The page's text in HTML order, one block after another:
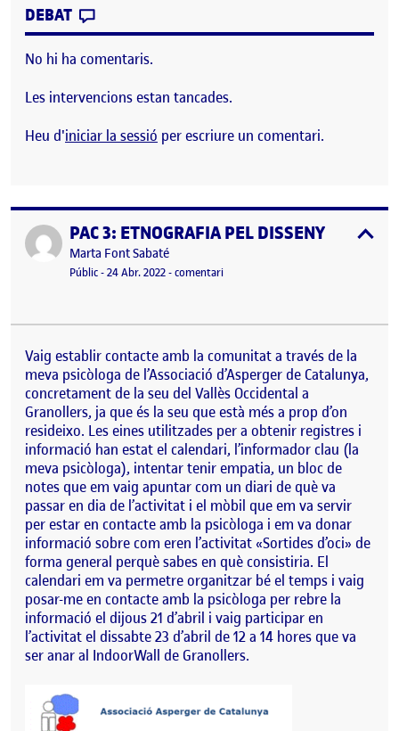
DEBAT
No hi ha comentaris.
Les intervencions estan tancades.
Heu d'iniciar la sessió per escriure un comentari.
Publicat perPAC 3: ETNOGRAFIA PEL DISSENY
Publicat per
Marta Font Sabaté
Visibilitat:
Públic-Data de publicació
24 Abr. 202224 abril, 2022 7:48 pm
-comentariel PAC 3: ETNOGRAFIA PEL DISSENY
Vaig establir contacte amb la comunitat a través de la
meva psicòloga de l’Associació d’Asperger de Catalunya,
concretament de la seu del Vallès Occidental a
Granollers, ja que és la seu que està més a prop d’on
resideixo. Les eines utilitzades per a obtenir registres i
informació han estat el calendari, l’informador clau (la
meva psicòloga), intentar tenir empatia, un bloc de
notes que em vaig apuntar com un diari de què va
passar en dia de l’activitat i el mòbil que em va servir
per estar en contacte amb la psicòloga i em va donar
informació sobre com eren l’activitat «Sortides d’oci» de
forma general perquè sabes en què consistiria. El
calendari em va permetre organitzar bé el temps i vaig
posar-me en contacte amb la psicòloga per rebre la
informació el dijous 21 d’abril i vaig participar en
l’activitat el dissabte 23 d’abril de 12 a 14 hores que va
ser anar al IndoorWall de Granollers.